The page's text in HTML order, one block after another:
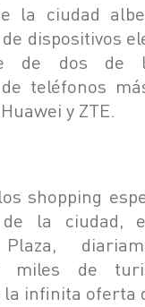
la ciudad
dispositivos
de dos de
teléfonos
y ZTE.
shopping
de la ciudad,
Plaza,
miles de
la infinita oferta